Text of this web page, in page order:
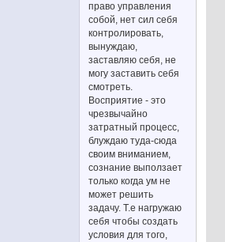
право управления
собой, нет сил себя
контролировать,
вынуждаю,
заставляю себя, не
могу заставить себя
смотреть.
Восприятие - это
чрезвычайно
затратный процесс,
блуждаю туда-сюда
своим вниманием,
сознание выползает
только когда ум не
может решить
задачу. Т.е нагружаю
себя чтобы создать
условия для того,